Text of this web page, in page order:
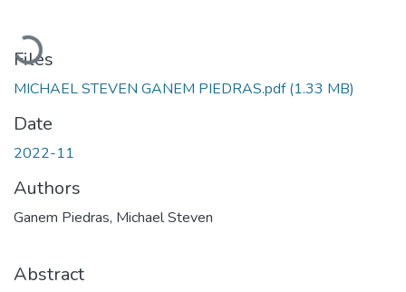
Loading...
Files
MICHAEL STEVEN GANEM PIEDRAS.pdf(1.33 MB)
Date
2022-11
Authors
Ganem Piedras, Michael Steven
Abstract